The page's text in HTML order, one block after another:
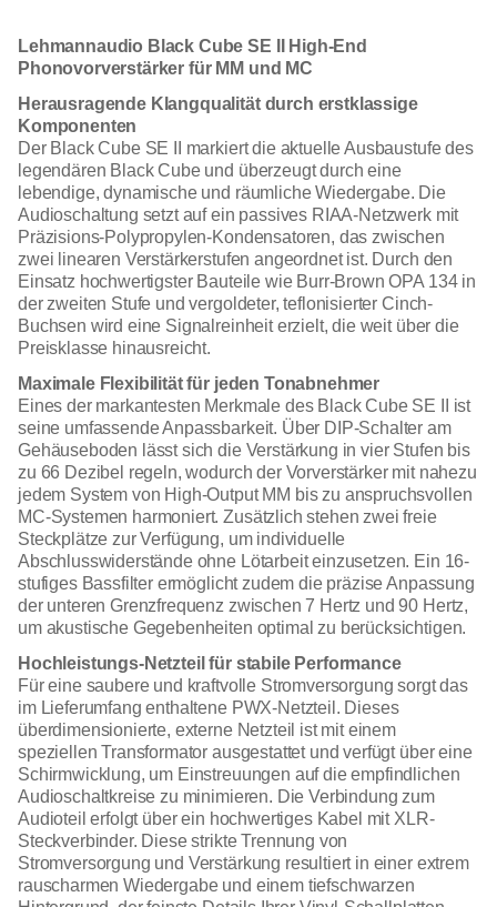
Lehmannaudio Black Cube SE II High-End
Phonovorverstärker für MM und MC
Herausragende Klangqualität durch erstklassige
Komponenten
Der Black Cube SE II markiert die aktuelle Ausbaustufe des
legendären Black Cube und überzeugt durch eine
lebendige, dynamische und räumliche Wiedergabe. Die
Audioschaltung setzt auf ein passives RIAA-Netzwerk mit
Präzisions-Polypropylen-Kondensatoren, das zwischen
zwei linearen Verstärkerstufen angeordnet ist. Durch den
Einsatz hochwertigster Bauteile wie Burr-Brown OPA 134 in
der zweiten Stufe und vergoldeter, teflonisierter Cinch-
Buchsen wird eine Signalreinheit erzielt, die weit über die
Preisklasse hinausreicht.
Maximale Flexibilität für jeden Tonabnehmer
Eines der markantesten Merkmale des Black Cube SE II ist
seine umfassende Anpassbarkeit. Über DIP-Schalter am
Gehäuseboden lässt sich die Verstärkung in vier Stufen bis
zu 66 Dezibel regeln, wodurch der Vorverstärker mit nahezu
jedem System von High-Output MM bis zu anspruchsvollen
MC-Systemen harmoniert. Zusätzlich stehen zwei freie
Steckplätze zur Verfügung, um individuelle
Abschlusswiderstände ohne Lötarbeit einzusetzen. Ein 16-
stufiges Bassfilter ermöglicht zudem die präzise Anpassung
der unteren Grenzfrequenz zwischen 7 Hertz und 90 Hertz,
um akustische Gegebenheiten optimal zu berücksichtigen.
Hochleistungs-Netzteil für stabile Performance
Für eine saubere und kraftvolle Stromversorgung sorgt das
im Lieferumfang enthaltene PWX-Netzteil. Dieses
überdimensionierte, externe Netzteil ist mit einem
speziellen Transformator ausgestattet und verfügt über eine
Schirmwicklung, um Einstreuungen auf die empfindlichen
Audioschaltkreise zu minimieren. Die Verbindung zum
Audioteil erfolgt über ein hochwertiges Kabel mit XLR-
Steckverbinder. Diese strikte Trennung von
Stromversorgung und Verstärkung resultiert in einer extrem
rauscharmen Wiedergabe und einem tiefschwarzen